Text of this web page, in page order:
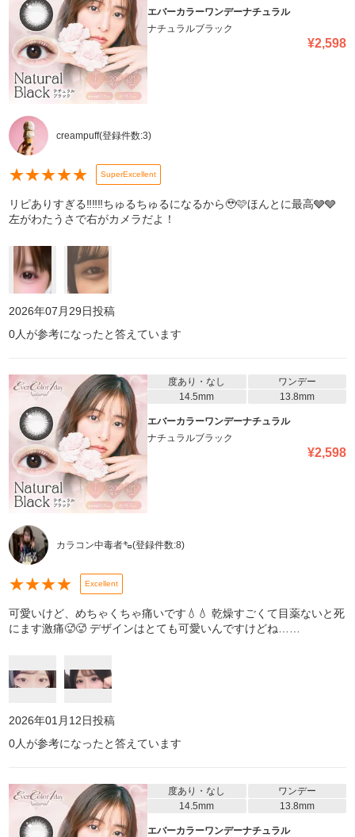
エバーカラーワンデーナチュラル
ナチュラルブラック
¥2,598
creampuff(登録件数:3)
★★★★★ SuperExcellent
リピありすぎる‼️‼️‼️ちゅるちゅるになるから🥹🩷ほんとに最高🩶🩶
左がわたうさで右がカメラだよ！
2026年07月29日投稿
0人が参考になったと答えています
度あり・なし
ワンデー
14.5mm
13.8mm
エバーカラーワンデーナチュラル
ナチュラルブラック
¥2,598
カラコン中毒者㌔(登録件数:8)
★★★★ Excellent
可愛いけど、めちゃくちゃ痛いです💧💧 乾燥すごくて目薬ないと死
にます激痛🥵🥵 デザインはとても可愛いんですけどね……
2026年01月12日投稿
0人が参考になったと答えています
度あり・なし
ワンデー
14.5mm
13.8mm
エバーカラーワンデーナチュラル